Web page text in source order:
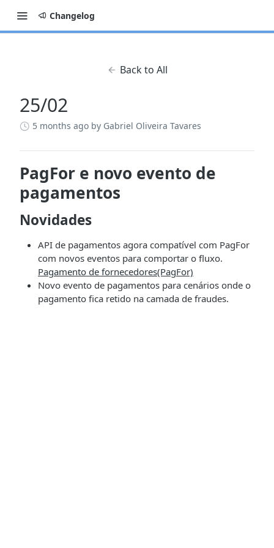
Changelog
Back to All
25/02
5 months ago by Gabriel Oliveira Tavares
PagFor e novo evento de
pagamentos
Novidades
API de pagamentos agora compatível com PagFor
com novos eventos para comportar o fluxo.
Pagamento de fornecedores(PagFor)
Novo evento de pagamentos para cenários onde o
pagamento fica retido na camada de fraudes.